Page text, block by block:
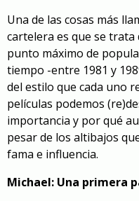
Una de las cosas más
cartelera es que se
punto máximo de
tiempo -entre 1981 y
del estilo que cada uno
películas podemos
importancia y por qué
pesar de los altibajos
fama e influencia.
Michael: Una primera